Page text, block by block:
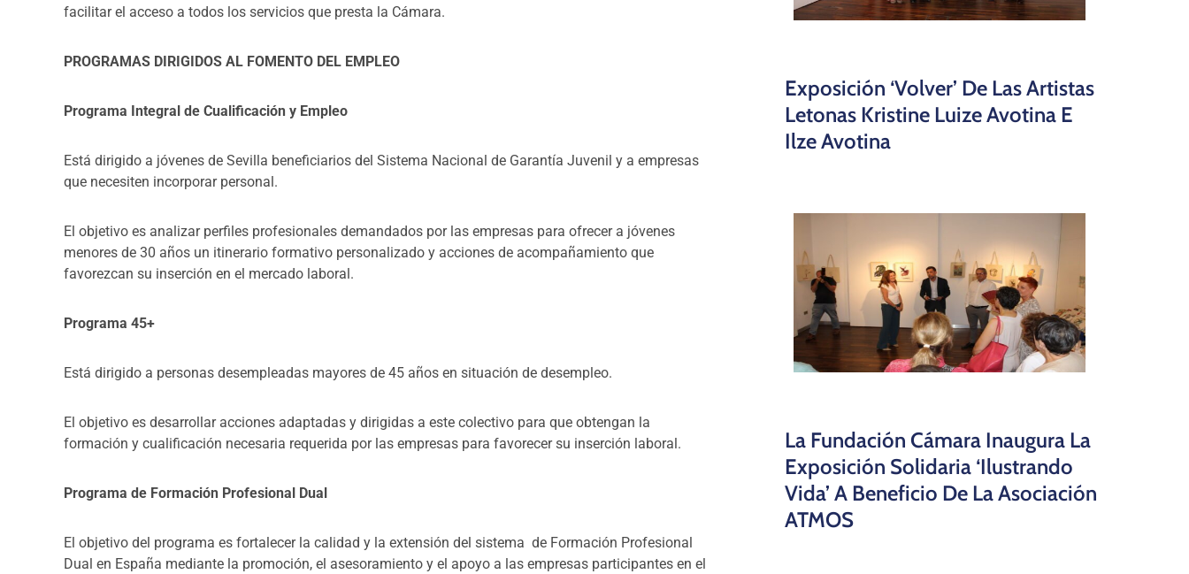
facilitar el acceso a todos los servicios que presta la Cámara.
PROGRAMAS DIRIGIDOS AL FOMENTO DEL EMPLEO
Programa Integral de Cualificación y Empleo
Está dirigido a jóvenes de Sevilla beneficiarios del Sistema Nacional de Garantía Juvenil y a empresas
que necesiten incorporar personal.
El objetivo es analizar perfiles profesionales demandados por las empresas para ofrecer a jóvenes
menores de 30 años un itinerario formativo personalizado y acciones de acompañamiento que
favorezcan su inserción en el mercado laboral.
Programa 45+
Está dirigido a personas desempleadas mayores de 45 años en situación de desempleo.
El objetivo es desarrollar acciones adaptadas y dirigidas a este colectivo para que obtengan la
formación y cualificación necesaria requerida por las empresas para favorecer su inserción laboral.
Programa de Formación Profesional Dual
El objetivo del programa es fortalecer la calidad y la extensión del sistema de Formación Profesional
Dual en España mediante la promoción, el asesoramiento y el apoyo a las empresas participantes en el
Exposición ‘Volver’ De Las Artistas
Letonas Kristine Luize Avotina E
Ilze Avotina
La Fundación Cámara Inaugura La
Exposición Solidaria ‘Ilustrando
Vida’ A Beneficio De La Asociación
ATMOS